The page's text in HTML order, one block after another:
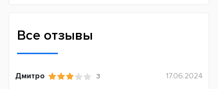
Все отзывы
Дмитро 3
17.06.2024